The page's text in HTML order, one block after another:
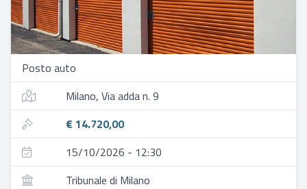
Posto auto
Milano, Via adda n. 9
€ 14.720,00
15/10/2026 - 12:30
Tribunale di Milano